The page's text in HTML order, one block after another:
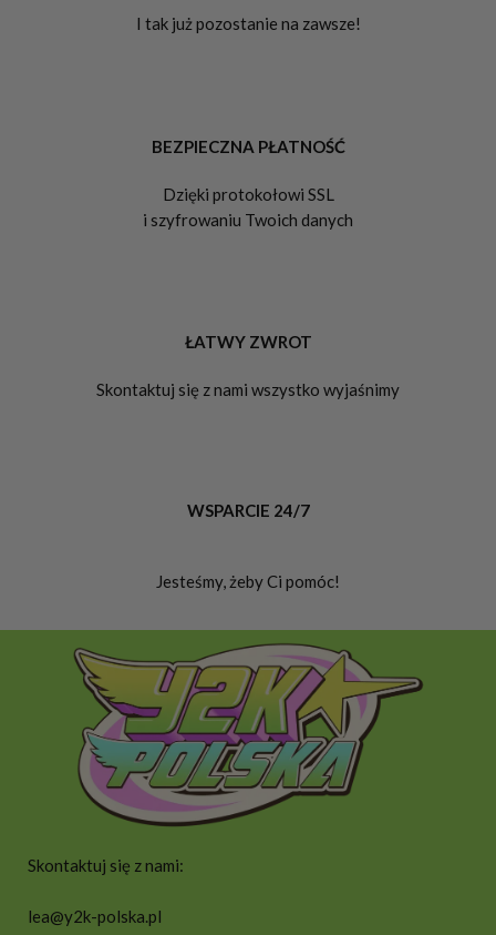
I tak już pozostanie na zawsze!
BEZPIECZNA PŁATNOŚĆ
Dzięki protokołowi SSL
i szyfrowaniu Twoich danych
ŁATWY ZWROT
Skontaktuj się z nami wszystko wyjaśnimy
WSPARCIE 24/7
Jesteśmy, żeby Ci pomóc!
Skontaktuj się z nami:
lea@y2k-polska.pl